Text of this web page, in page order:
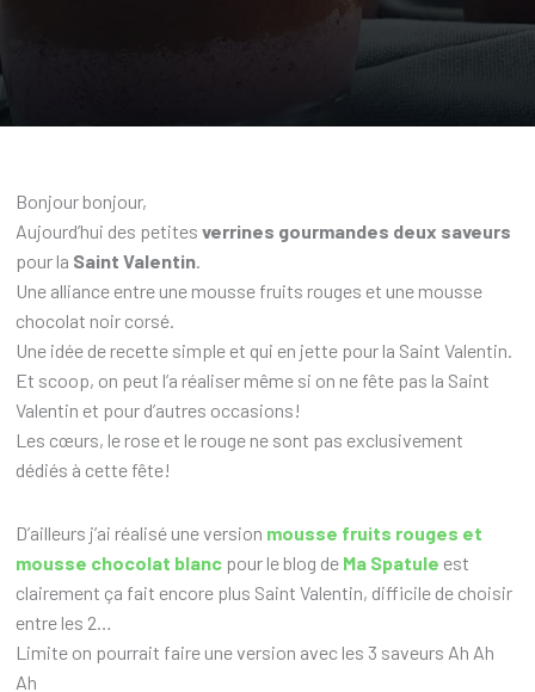
Bonjour bonjour,
Aujourd’hui des petitesverrines gourmandes deux saveurs
pour la Saint Valentin.
Une alliance entre une mousse fruits rouges et une mousse
chocolat noir corsé.
Une idée de recette simple et qui en jette pour la Saint Valentin.
Et scoop, on peut l’a réaliser même si on ne fête pas la Saint
Valentin et pour d’autres occasions!
Les cœurs, le rose et le rouge ne sont pas exclusivement
dédiés à cette fête!
D’ailleurs j’ai réalisé une version mousse fruits rouges et
mousse chocolat blanc pour le blog de Ma Spatule est
clairement ça fait encore plus Saint Valentin, difficile de choisir
entre les 2…
Limite on pourrait faire une version avec les 3 saveurs Ah Ah
Ah